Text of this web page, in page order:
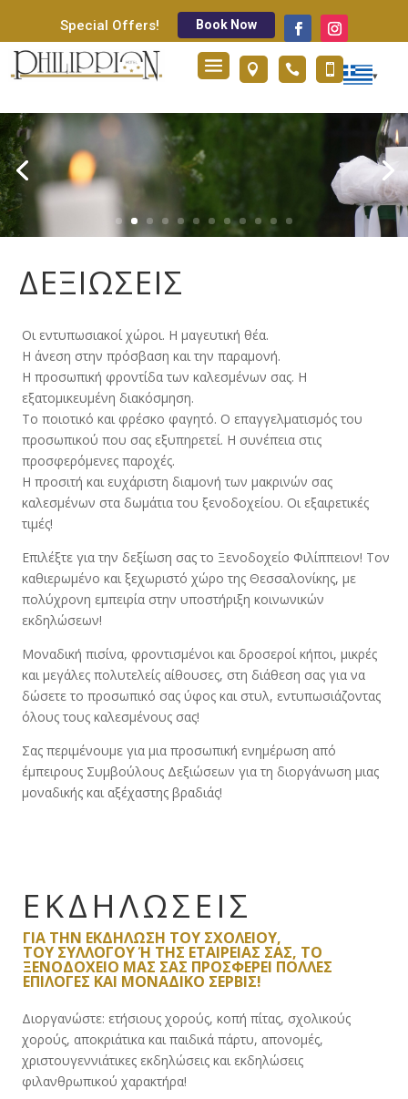
Special Offers! Book Now
  
ΔΕΞΙΩΣΕΙΣ
Οι εντυπωσιακοί χώροι. Η μαγευτική θέα.
Η άνεση στην πρόσβαση και την παραμονή.
Η προσωπική φροντίδα των καλεσμένων σας. Η
εξατομικευμένη διακόσμηση.
Το ποιοτικό και φρέσκο φαγητό. Ο επαγγελματισμός του
προσωπικού που σας εξυπηρετεί. Η συνέπεια στις
προσφερόμενες παροχές.
Η προσιτή και ευχάριστη διαμονή των μακρινών σας
καλεσμένων στα δωμάτια του ξενοδοχείου. Οι εξαιρετικές
τιμές!
Επιλέξτε για την δεξίωση σας το Ξενοδοχείο Φιλίππειον! Τον
καθιερωμένο και ξεχωριστό χώρο της Θεσσαλονίκης, με
πολύχρονη εμπειρία στην υποστήριξη κοινωνικών
εκδηλώσεων!
Μοναδική πισίνα, φροντισμένοι και δροσεροί κήποι, μικρές
και μεγάλες πολυτελείς αίθουσες, στη διάθεση σας για να
δώσετε το προσωπικό σας ύφος και στυλ, εντυπωσιάζοντας
όλους τους καλεσμένους σας!
Σας περιμένουμε για μια προσωπική ενημέρωση από
έμπειρους Συμβούλους Δεξιώσεων για τη διοργάνωση μιας
μοναδικής και αξέχαστης βραδιάς!
ΕΚΔΗΛΩΣΕΙΣ
ΓΙΑ ΤΗΝ ΕΚΔΉΛΩΣΗ ΤΟΥ ΣΧΟΛΕΙΟΥ,
ΤΟΥ ΣΥΛΛΌΓΟΥ Ή ΤΗΣ ΕΤΑΙΡΕΊΑΣ ΣΑΣ, ΤΟ Ξ
ΕΝΟΔΟΧΕΙΟ ΜΑΣ ΣΑΣ ΠΡΟΣΦΕΡΕΙ ΠΟΛΛΈΣ Ε
ΠΙΛΟΓΕΣ ΚΑΙ ΜΟΝΑΔΙΚΌ ΣΈΡΒΙΣ!
Διοργανώστε: ετήσιους χορούς, κοπή πίτας, σχολικούς
χορούς, αποκριάτικα και παιδικά πάρτυ, απονομές,
χριστουγεννιάτικες εκδηλώσεις και εκδηλώσεις
φιλανθρωπικού χαρακτήρα!